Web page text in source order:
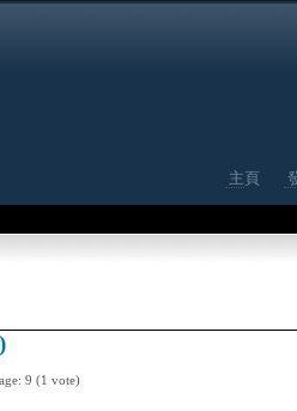
主頁
9 (1 vote)